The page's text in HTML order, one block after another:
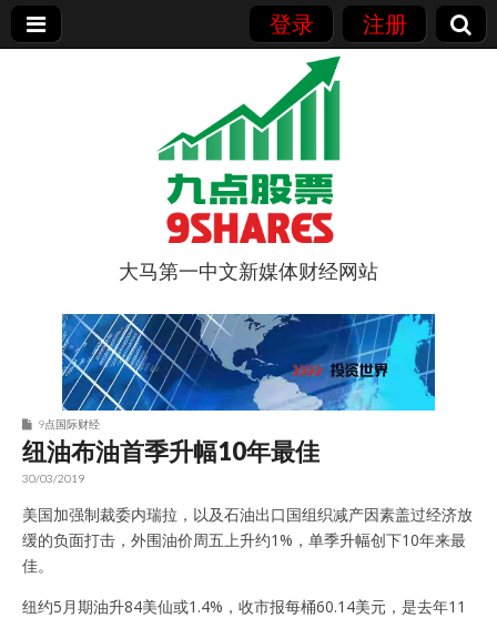
登录 注册
9点股票
大马第一中文新媒体财经网站
9点国际财经
纽油布油首季升幅10年最佳
30/03/2019
美国加强制裁委内瑞拉，以及石油出口国组织减产因素盖过经济放
缓的负面打击，外围油价周五上升约1%，单季升幅创下10年来最
佳。
纽约5月期油升84美仙或1.4%，收市报每桶60.14美元，是去年11